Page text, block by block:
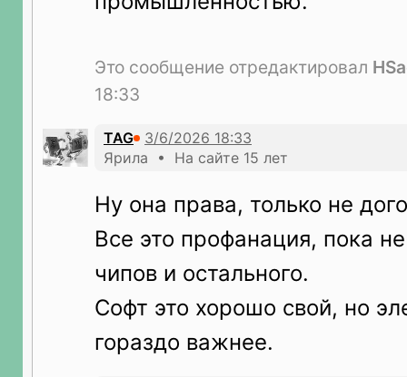
Это сообщение отредактировал
18:33
TAG
Ярила • На сайте 15 лет
Ну она права, только не
Все это профанация, пока
чипов и остального.
Софт это хорошо свой, но
гораздо важнее.